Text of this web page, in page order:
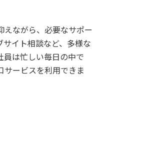
えながら、必要なサポー
サイト相談など、多様な
員は忙しい毎日の中で
サービスを利用できま